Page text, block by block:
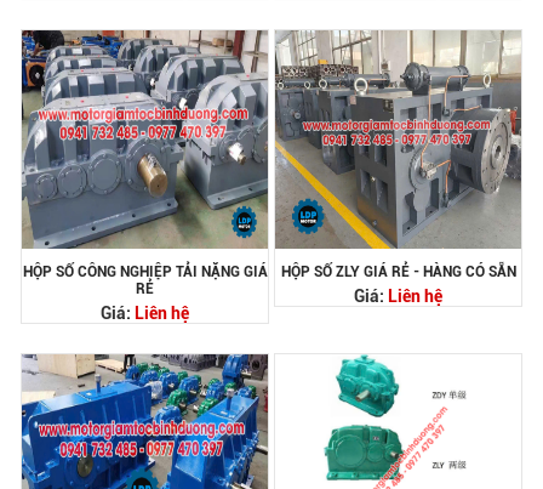
HỘP SỐ CÔNG NGHIỆP TẢI NẶNG GIÁ
RẺ
Giá: Liên hệ
HỘP SỐ ZLY GIÁ RẺ - HÀNG CÓ SẴN
Giá: Liên hệ